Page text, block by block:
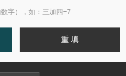
字），如：三加四=7